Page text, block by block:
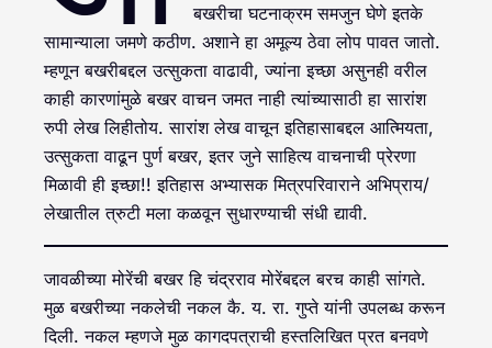
बखरीचा घटनाक्रम समजुन घेणे इतके
सामान्याला जमणे कठीण. अशाने हा अमूल्य ठेवा लोप पावत जातो.
म्हणून बखरीबद्दल उत्सुकता वाढावी, ज्यांना इच्छा असुनही वरील
काही कारणांमुळे बखर वाचन जमत नाही त्यांच्यासाठी हा सारांश
रुपी लेख लिहीतोय.सारांश लेख वाचून इतिहासाबद्दल आत्मियता,
उत्सुकता वाढून पुर्ण बखर, इतर जुने साहित्य वाचनाची प्रेरणा
मिळावी ही इच्छा!! इतिहास अभ्यासक मित्रपरिवाराने अभिप्राय/
लेखातील त्रुटी मला कळवून सुधारण्याची संधी द्यावी.
जावळीच्या मोरेंची बखर हि चंद्रराव मोरेंबद्दल बरच काही सांगते.
मुळ बखरीच्या नकलेची नकल कै. य. रा. गुप्ते यांनी उपलब्ध करून
दिली. नकल म्हणजे मुळ कागदपत्राची हस्तलिखित प्रत बनवणे